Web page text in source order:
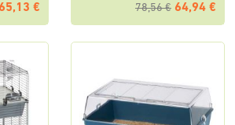
€ 78,56 € 64,94 €